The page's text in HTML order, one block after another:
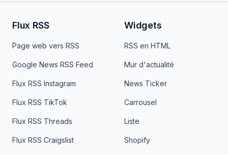
Flux RSS
Page web vers RSS
Google News RSS Feed
Flux RSS Instagram
Flux RSS TikTok
Flux RSS Threads
Flux RSS Craigslist
Widgets
RSS en HTML
Mur d'actualité
News Ticker
Carrousel
Liste
Shopify